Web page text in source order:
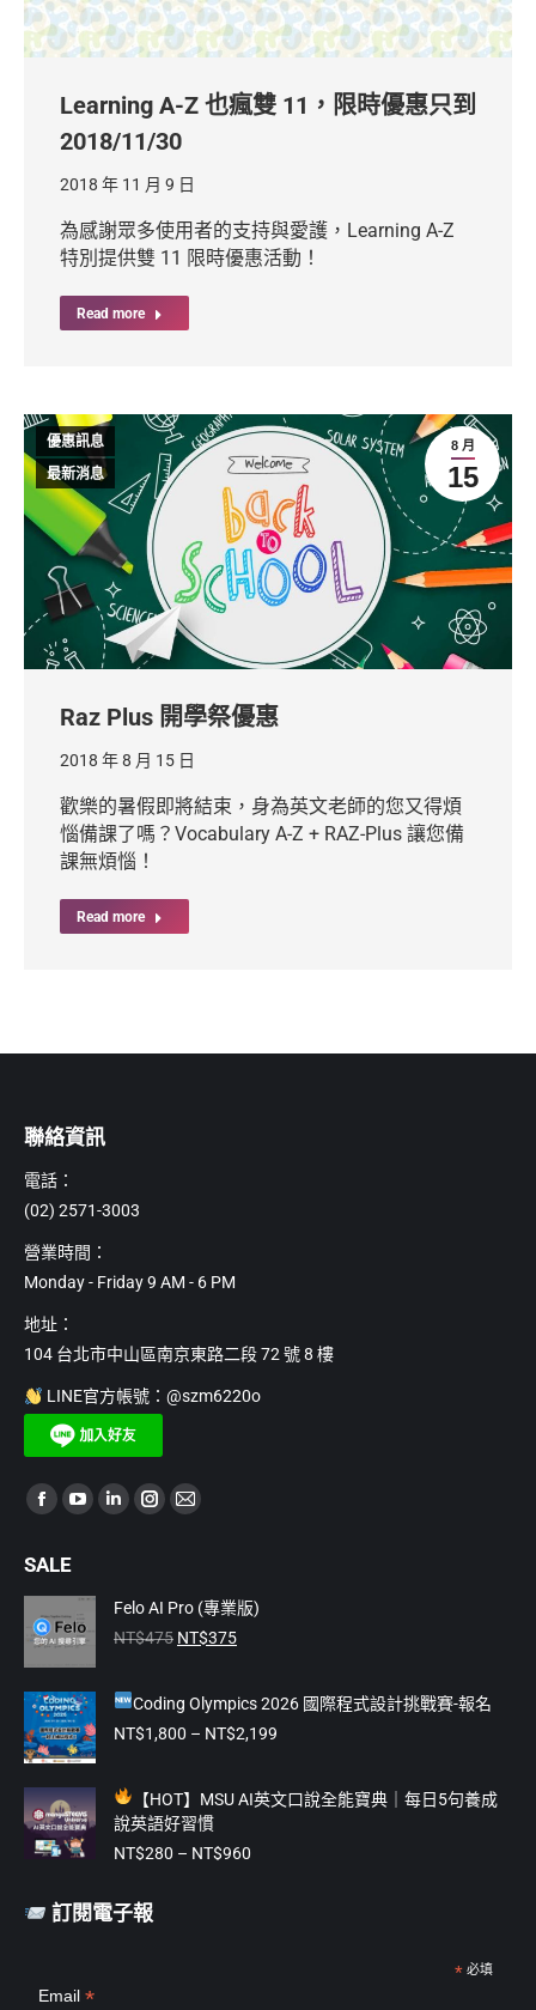
Learning A-Z 也瘋雙 11，限時優惠只到
2018/11/30
2018 年 11 月 9 日
為感謝眾多使用者的支持與愛護，Learning A-Z
特別提供雙 11 限時優惠活動！
Read more
8 月
15
優惠訊息
最新消息
Raz Plus 開學祭優惠
2018 年 8 月 15 日
歡樂的暑假即將結束，身為英文老師的您又得煩
惱備課了嗎？Vocabulary A-Z + RAZ-Plus 讓您備
課無煩惱！
Read more
聯絡資訊
電話：
(02) 2571-3003
營業時間：
Monday - Friday 9 AM - 6 PM
地址：
104 台北市中山區南京東路二段 72 號 8 樓
LINE官方帳號：@szm6220o
Find us on:
Facebook
opens
new
window
YouTube
new
window
Linkedin
in
new
Instagram
in
new
Mail
in
new
SALE
Felo AI Pro (專業版)
NT$475 原
格：
NT$475。
NT$375目
格：
NT$375。
Coding Olympics 2026 國際程式設計挑戰賽-報名
NT$1,800 – NT$2,199
圍：
【HOT】MSU AI英文口說全能寶典｜每日5句養成
說英語好習慣
NT$280 – NT$960
訂閱電子報
* 必填
Email*